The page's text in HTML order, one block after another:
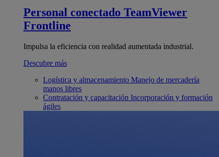
Personal conectado TeamViewer
Frontline
Impulsa la eficiencia con realidad aumentada industrial.
Descubre más
Logística y almacenamiento Manejo de mercadería
manos libres
Contratación y capacitación Incorporación y formación
ágiles